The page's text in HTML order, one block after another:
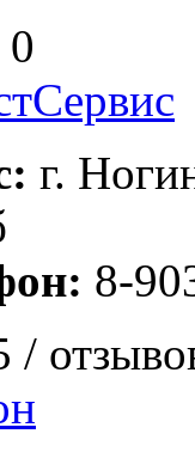
0
г.
8-
/